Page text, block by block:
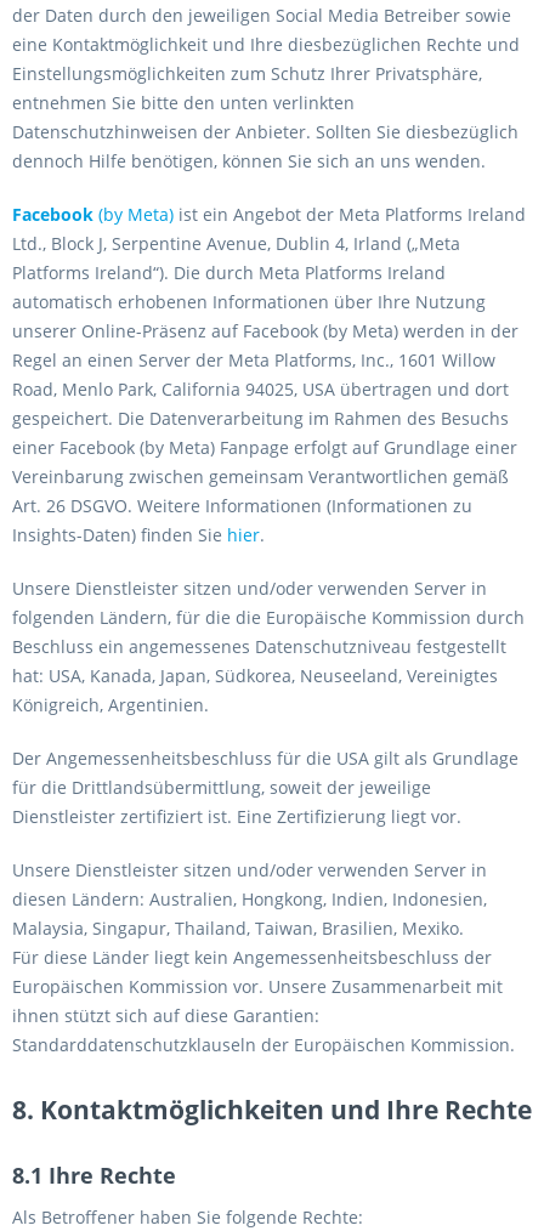
der Daten durch den jeweiligen Social Media Betreiber sowie
eine Kontaktmöglichkeit und Ihre diesbezüglichen Rechte und
Einstellungsmöglichkeiten zum Schutz Ihrer Privatsphäre,
entnehmen Sie bitte den unten verlinkten
Datenschutzhinweisen der Anbieter. Sollten Sie diesbezüglich
dennoch Hilfe benötigen, können Sie sich an uns wenden.
Facebook (by Meta) ist ein Angebot der Meta Platforms Ireland
Ltd., Block J, Serpentine Avenue, Dublin 4, Irland („Meta
Platforms Ireland“). Die durch Meta Platforms Ireland
automatisch erhobenen Informationen über Ihre Nutzung
unserer Online-Präsenz auf Facebook (by Meta) werden in der
Regel an einen Server der Meta Platforms, Inc., 1601 Willow
Road, Menlo Park, California 94025, USA übertragen und dort
gespeichert. Die Datenverarbeitung im Rahmen des Besuchs
einer Facebook (by Meta) Fanpage erfolgt auf Grundlage einer
Vereinbarung zwischen gemeinsam Verantwortlichen gemäß
Art. 26 DSGVO. Weitere Informationen (Informationen zu
Insights-Daten) finden Sie hier.
Unsere Dienstleister sitzen und/oder verwenden Server in
folgenden Ländern, für die die Europäische Kommission durch
Beschluss ein angemessenes Datenschutzniveau festgestellt
hat: USA, Kanada, Japan, Südkorea, Neuseeland, Vereinigtes
Königreich, Argentinien.
Der Angemessenheitsbeschluss für die USA gilt als Grundlage
für die Drittlandsübermittlung, soweit der jeweilige
Dienstleister zertifiziert ist. Eine Zertifizierung liegt vor.
Unsere Dienstleister sitzen und/oder verwenden Server in
diesen Ländern: Australien, Hongkong, Indien, Indonesien,
Malaysia, Singapur, Thailand, Taiwan, Brasilien, Mexiko.
Für diese Länder liegt kein Angemessenheitsbeschluss der
Europäischen Kommission vor. Unsere Zusammenarbeit mit
ihnen stützt sich auf diese Garantien:
Standarddatenschutzklauseln der Europäischen Kommission.
8. Kontaktmöglichkeiten und Ihre Rechte
8.1 Ihre Rechte
Als Betroffener haben Sie folgende Rechte: